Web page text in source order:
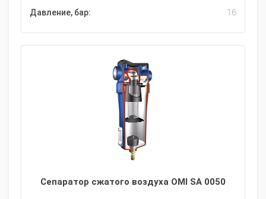
Давление, бар: 16
Сепаратор сжатого воздуха OMI SA 0050